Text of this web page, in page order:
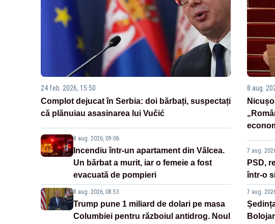
24 feb. 2026, 15:50
Complot dejucat în Serbia: doi bărbați, suspectați
că plănuiau asasinarea lui Vučić
8 aug. 2026, 09:06
Incendiu într-un apartament din Vâlcea.
Un bărbat a murit, iar o femeie a fost
evacuată de pompieri
8 aug. 2026, 08:53
Trump pune 1 miliard de dolari pe masa
Columbiei pentru războiul antidrog. Noul
8 aug.
7 aug.
PSD,
într-o
7 aug.